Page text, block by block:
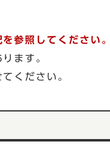
参照してください。
ます。
ください。